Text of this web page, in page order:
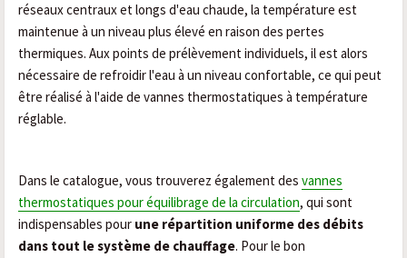
réseaux centraux et longs d'eau chaude, la température est
maintenue à un niveau plus élevé en raison des pertes
thermiques. Aux points de prélèvement individuels, il est alors
nécessaire de refroidir l'eau à un niveau confortable, ce qui peut
être réalisé à l'aide de vannes thermostatiques à température
réglable.
Dans le catalogue, vous trouverez également des vannes
thermostatiques pour équilibrage de la circulation, qui sont
indispensables pour une répartition uniforme des débits
dans tout le système de chauffage. Pour le bon